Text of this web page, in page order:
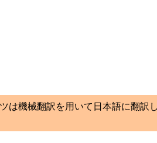
機械翻訳を用いて日本語に翻訳